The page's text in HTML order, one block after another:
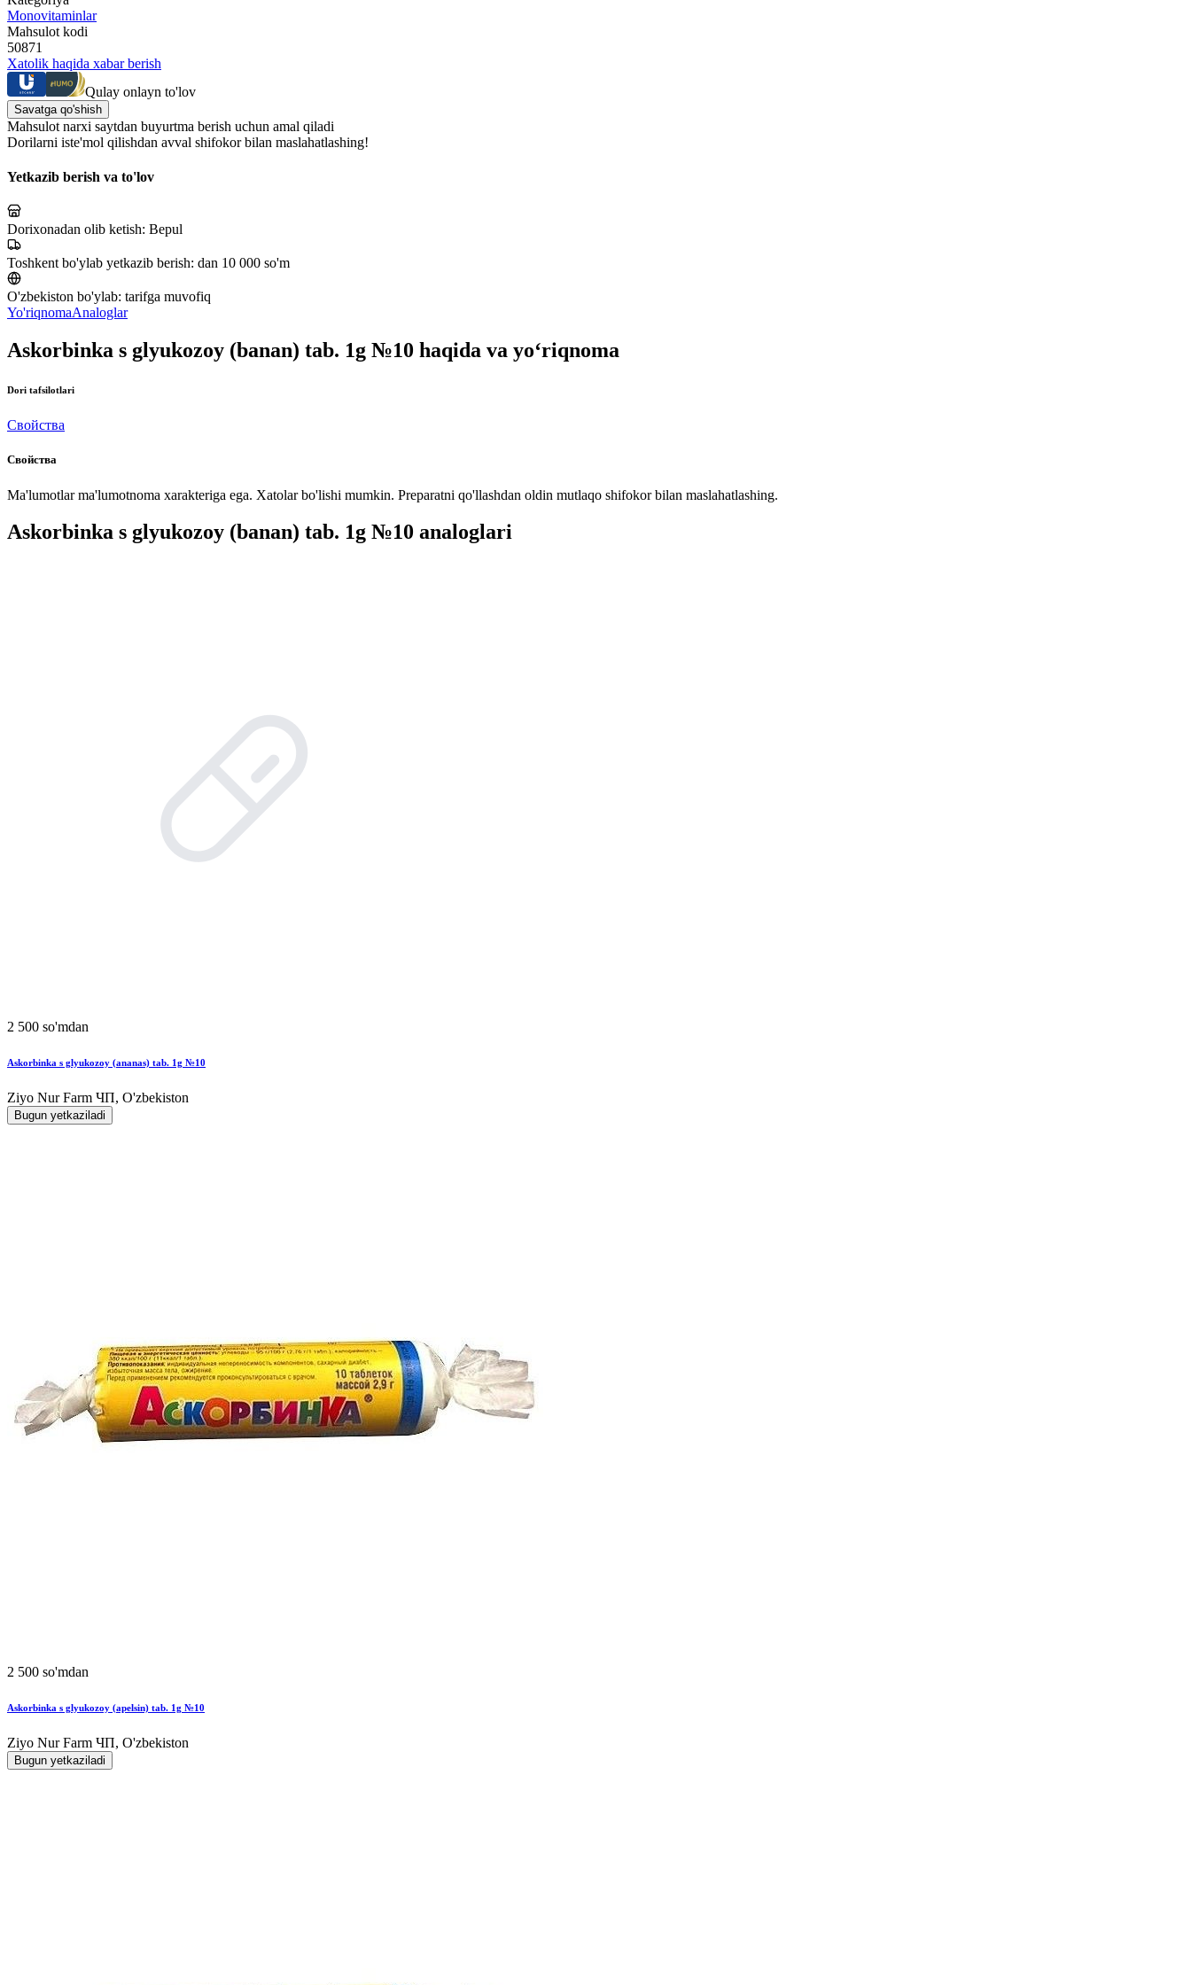
Monovitaminlar
Mahsulot kodi
50871
Xatolik haqida xabar berish
Qulay onlayn to'lov
Savatga qo'shish
Mahsulot narxi saytdan buyurtma berish uchun amal qiladi
Dorilarni iste'mol qilishdan avval shifokor bilan maslahatlashing!
Yetkazib berish va to'lov
Dorixonadan olib ketish: Bepul
Toshkent bo'ylab yetkazib berish: dan 10 000 so'm
O'zbekiston bo'ylab: tarifga muvofiq
Yo'riqnomaAnaloglar
Askorbinka s glyukozoy (banan) tab. 1g №10 haqida va yo‘riqnoma
Dori tafsilotlari
Свойства
Свойства
Ma'lumotlar ma'lumotnoma xarakteriga ega. Xatolar bo'lishi mumkin. Preparatni qo'llashdan oldin mutlaqo shifokor bilan maslahatlashing.
Askorbinka s glyukozoy (banan) tab. 1g №10 analoglari
2 500 so'mdan
Askorbinka s glyukozoy (ananas) tab. 1g №10
Ziyo Nur Farm ЧП, O'zbekiston
Bugun yetkaziladi
2 500 so'mdan
Askorbinka s glyukozoy (apelsin) tab. 1g №10
Ziyo Nur Farm ЧП, O'zbekiston
Bugun yetkaziladi